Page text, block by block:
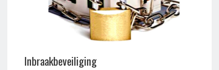
Inbraakbeveiliging